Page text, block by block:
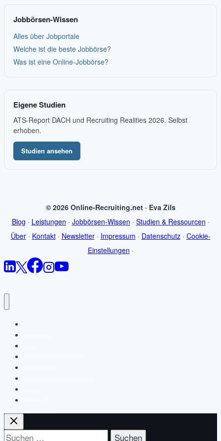
Jobbörsen-Wissen
Alles über Jobportale
Welche ist die beste Jobbörse?
Was ist eine Online-Jobbörse?
Eigene Studien
ATS-Report DACH und Recruiting Realities 2026. Selbst
erhoben.
Studien ansehen
© 2026 Online-Recruiting.net · Eva Zils
Blog · Leistungen · Jobbörsen-Wissen · Studien & Ressourcen ·
Über· Kontakt· Newsletter· Impressum · Datenschutz· Cookie-
Einstellungen ·
Suchen